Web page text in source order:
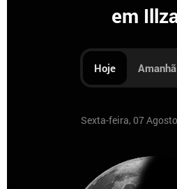
em
Hoje Amanhã
Sexta-feira, 07